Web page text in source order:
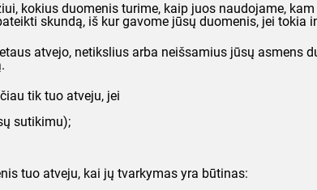
kokius duomenis turime, kaip juos naudojame,
skundą, iš kur gavome jūsų duomenis, jei
atvejo, netikslius arba neišsamius jūsų asmens
tik tuo atveju, jei
sutikimu);
tuo atveju, kai jų tvarkymas yra būtinas: